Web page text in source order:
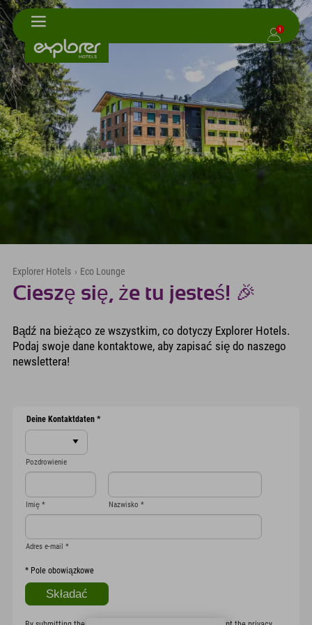
1
Explorer Hotels › Eco Lounge
Cieszę się, że tu jesteś! 🎉
Bądź na bieżąco ze wszystkim, co dotyczy Explorer Hotels.
Podaj swoje dane kontaktowe, aby zapisać się do naszego
newslettera!
Deine Kontaktdaten *
Pozdrowienie
Imię * Nazwisko *
Adres e-mail *
* Pole obowiązkowe